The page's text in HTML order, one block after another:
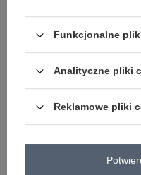
ZALOGUJ
Masz pytanie? Chętnie
Zadzwoń+48 601 547
skład materiału : 90% bawełna
LILY ROSE
Funkcjonalne
Analityczne pliki
Reklamowe pliki